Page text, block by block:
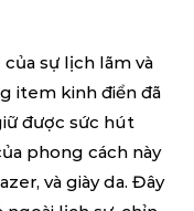
sự lịch lãm và
item kinh điển đã
được sức hút
phong cách này
và giày da. Đây